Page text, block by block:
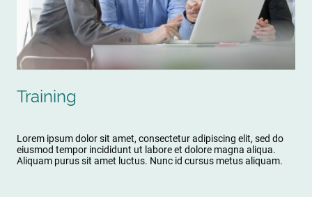
Training
Lorem ipsum dolor sit amet, consectetur adipiscing elit, sed do
eiusmod tempor incididunt ut labore et dolore magna aliqua.
Aliquam purus sit amet luctus. Nunc id cursus metus aliquam.